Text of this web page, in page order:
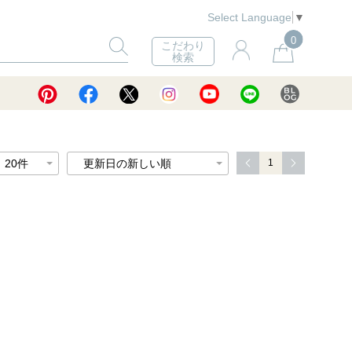
Select Language ▼
こだわり
検索
0
1